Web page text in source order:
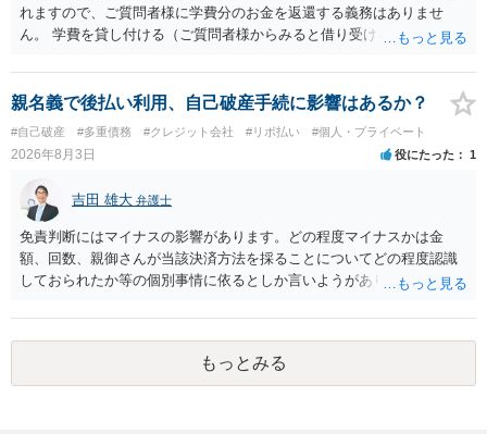
れますので、ご質問者様に学費分のお金を返還する義務はありませ
ん。 学費を貸し付ける（ご質問者様からみると借り受ける）といった
ょう。
親名義で後払い利用、自己破産手続に影響はあるか？
#自己破産 #多重債務 #クレジット会社 #リボ払い #個人・プライベート
2026年8月3日 役にたった 1
吉田 雄大 弁護士
免責判断にはマイナスの影響があります。どの程度マイナスかは金
額、回数、親御さんが当該決済方法を採ることについてどの程度認識
しておられたか等の個別事情に依るとしか言いようがありません。 と
なって相談し、善後策を考えることをお勧めします。
もっとみる